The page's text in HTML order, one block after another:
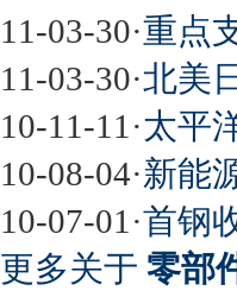
11-03-30·重点
11-03-30·北美
10-11-11 ·太平
10-08-04·新能
10-07-01 ·首钢
更多关于 零部